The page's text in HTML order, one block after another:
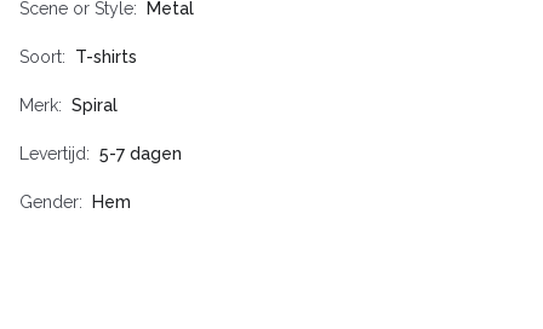
Scene or Style Metal
Soort T-shirts
Merk Spiral
Levertijd 5-7 dagen
Gender Hem